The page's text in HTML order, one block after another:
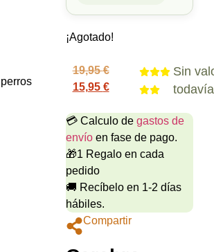
¡Agotado!
19,95€
15,95 €
Sin
todavía
💳 Calculo de gastos de
envíoen fase de pago.
🎁1 Regalo en cada
pedido
🚚 Recíbelo en 1-2 días
hábiles.
Compartir